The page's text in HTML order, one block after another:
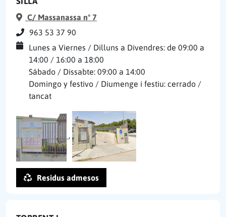
C/ Massanassa nº 7
963 53 37 90
Lunes a Viernes / Dilluns a Divendres: de 09:00 a
14:00 / 16:00 a 18:00
Sábado / Dissabte: 09:00 a 14:00
Domingo y festivo / Diumenge i festiu: cerrado /
tancat
,
Residus admesos